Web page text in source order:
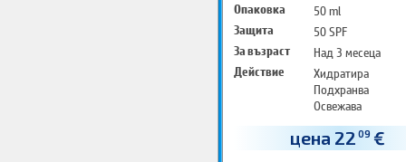
Опаковка
50 ml
Защита
50 SPF
За възраст
Над 3 месеца
Действие
Хидратира
Подхранва
Освежава
цена 22 09 €